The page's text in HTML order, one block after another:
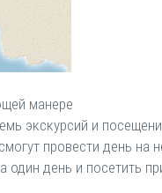
манере
экскурсий и
провести день на
один день и посетить